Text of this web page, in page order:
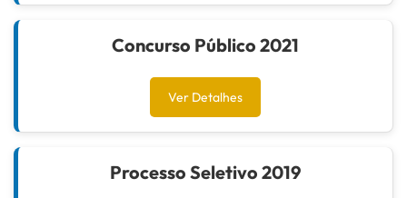
Concurso Público 2021
Ver Detalhes
Processo Seletivo 2019